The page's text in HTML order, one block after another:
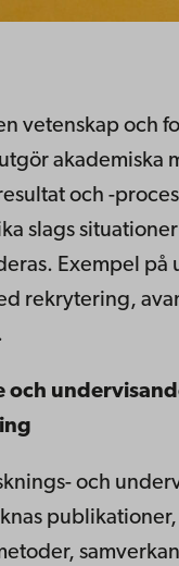
vetenskap och
akademiska
och -
slags
Exempel
rekrytering,
och
och